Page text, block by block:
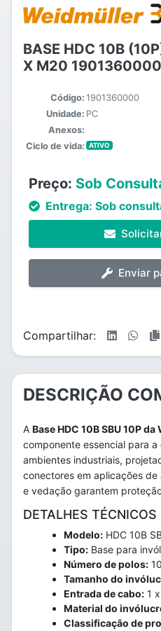
BASE HDC 10B
X M20 1901360000
Código: 1901360000
Unidade: PC
Anexos:
Ciclo de vida:
ATIVO
Preço: Sob
Entrega: Sob
Enviar
Compartilhar:
DESCRIÇÃO
A Base HDC 10B SBU 10P
componente essencial para
ambientes industriais,
conectores em aplicações
e vedação garantem
DETALHES TÉCNICOS
Modelo: HDC 10B
Tipo: Base para
Número de polos:
Tamanho do
Entrada de cabo: 1
Material do
Classificação de